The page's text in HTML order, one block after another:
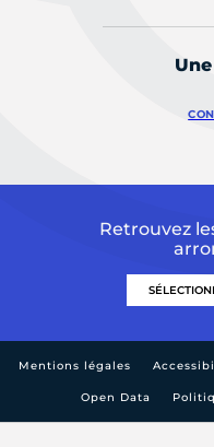
Retrouvez
Mentions légales
Open Data